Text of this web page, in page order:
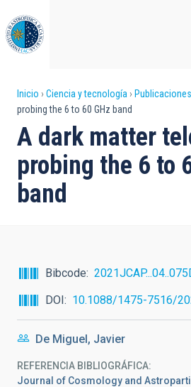
al
contenido
principal
Sobrescribir
enlaces
de
ayuda
a
Inicio Ciencia y tecnología Publicaciones
probing the 6 to 60 GHz band
A dark matter
probing the 6 to
band
Bibcode
DOI
10.1088/1475-7516/
De Miguel, Javier
REFERENCIA BIBLIOGRÁFICA
Journal of Cosmology and